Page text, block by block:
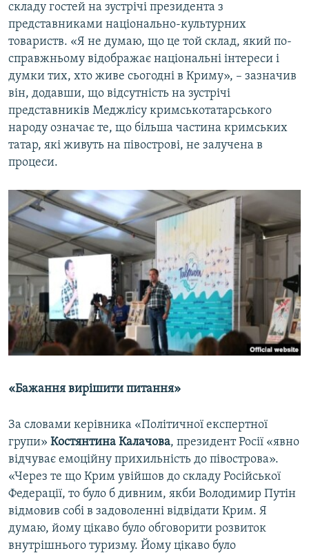
складу гостей на зустрічі президента з
представниками національно-культурних
товариств. «Я не думаю, що це той склад, який по-
справжньому відображає національні інтереси і
думки тих, хто живе сьогодні в Криму», – зазначив
він, додавши, що відсутність на зустрічі
представників Меджлісу кримськотатарського
народу означає те, що більша частина кримських
татар, які живуть на півострові, не залучена в
процеси.
«Бажання вирішити питання»
За словами керівника «Політичної експертної
групи» Костянтина Калачова, президент Росії «явно
відчуває емоційну прихильність до півострова».
«Через те що Крим увійшов до складу Російської
Федерації, то було б дивним, якби Володимир Путін
відмовив собі в задоволенні відвідати Крим. Я
думаю, йому цікаво було обговорити розвиток
внутрішнього туризму. Йому цікаво було